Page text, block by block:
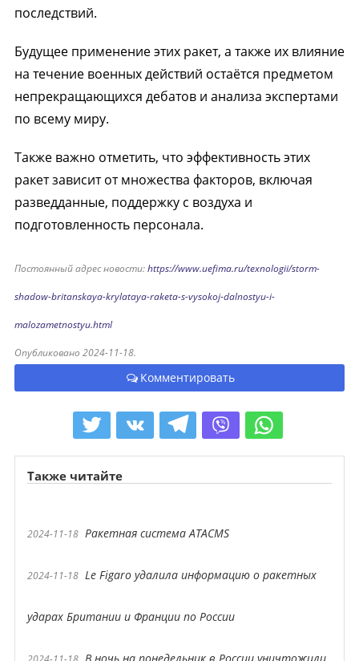
последствий.
Будущее применение этих ракет, а также их влияние
на течение военных действий остаётся предметом
непрекращающихся дебатов и анализа экспертами
по всему миру.
Также важно отметить, что эффективность этих
ракет зависит от множества факторов, включая
разведданные, поддержку с воздуха и
подготовленность персонала.
Постоянный адрес новости:https://www.uefima.ru/texnologii/storm-
shadow-britanskaya-krylataya-raketa-s-vysokoj-dalnostyu-i-
malozametnostyu.html
Опубликовано 2024-11-18.
Комментировать
Также читайте
2024-11-18 Ракетная система ATACMS
2024-11-18 Le Figaro удалила информацию о ракетных
ударах Британии и Франции по России